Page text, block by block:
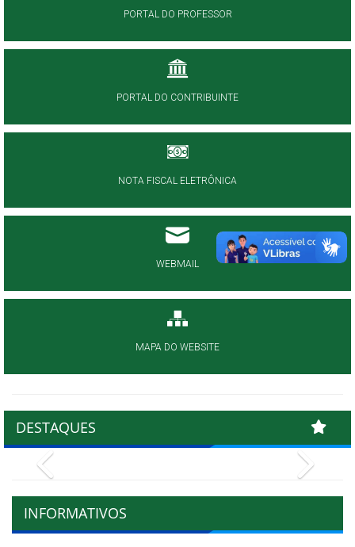
PORTAL DO PROFESSOR
PORTAL DO CONTRIBUINTE
NOTA FISCAL ELETRÔNICA
WEBMAIL
MAPA DO WEBSITE
DESTAQUES
INFORMATIVOS